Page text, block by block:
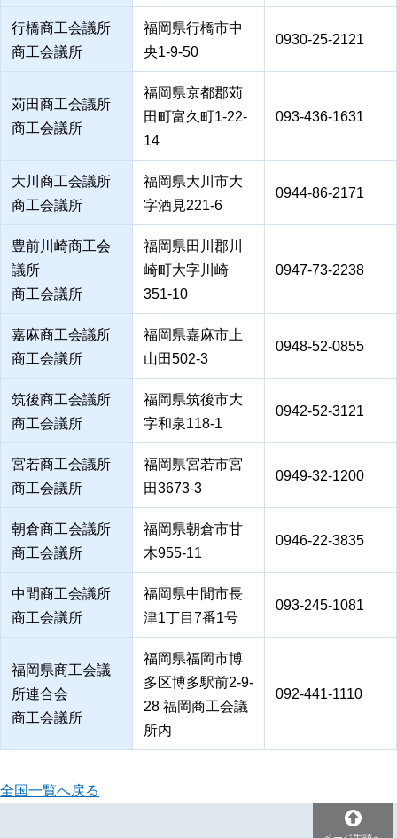
行橋商工会議所
商工会議所
福岡県行橋市中
央1-9-50
0930-25-2121
苅田商工会議所
商工会議所
福岡県京都郡苅
田町富久町1-22-
14
093-436-1631
大川商工会議所
商工会議所
福岡県大川市大
字酒見221-6
0944-86-2171
豊前川崎商工会
議所
商工会議所
福岡県田川郡川
崎町大字川崎
351-10
0947-73-2238
嘉麻商工会議所
商工会議所
福岡県嘉麻市上
山田502-3
0948-52-0855
筑後商工会議所
商工会議所
福岡県筑後市大
字和泉118-1
0942-52-3121
宮若商工会議所
商工会議所
福岡県宮若市宮
田3673-3
0949-32-1200
朝倉商工会議所
商工会議所
福岡県朝倉市甘
木955-11
0946-22-3835
中間商工会議所
商工会議所
福岡県中間市長
津1丁目7番1号
093-245-1081
福岡県商工会議
所連合会
商工会議所
福岡県福岡市博
多区博多駅前2-9-
28 福岡商工会議
所内
092-441-1110
全国一覧へ戻る